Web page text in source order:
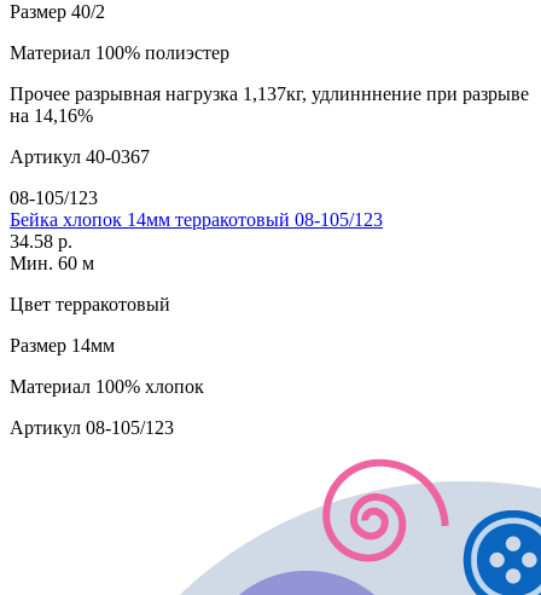
Размер 40/2
Материал 100% полиэстер
Прочее разрывная нагрузка 1,137кг, удлинннение при разрыве
на 14,16%
Артикул 40-0367
08-105/123
Бейка хлопок 14мм терракотовый 08-105/123
34.58 р.
Мин. 60 м
Цвет терракотовый
Размер 14мм
Материал 100% хлопок
Артикул 08-105/123